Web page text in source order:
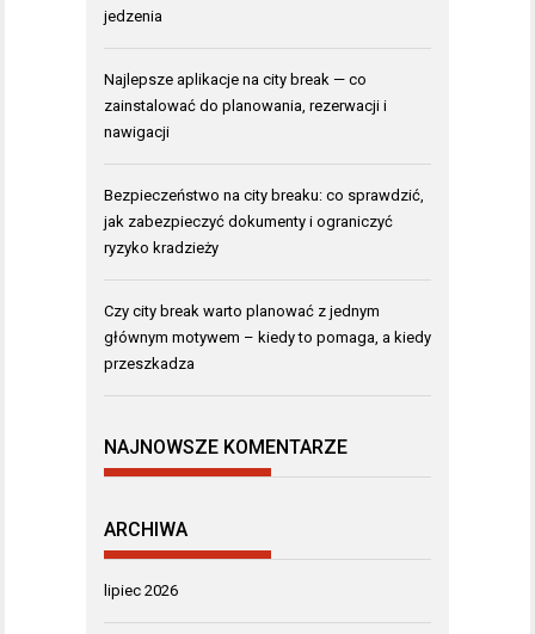
jedzenia
Najlepsze aplikacje na city break — co
zainstalować do planowania, rezerwacji i
nawigacji
Bezpieczeństwo na city breaku: co sprawdzić,
jak zabezpieczyć dokumenty i ograniczyć
ryzyko kradzieży
Czy city break warto planować z jednym
głównym motywem – kiedy to pomaga, a kiedy
przeszkadza
NAJNOWSZE KOMENTARZE
ARCHIWA
lipiec 2026